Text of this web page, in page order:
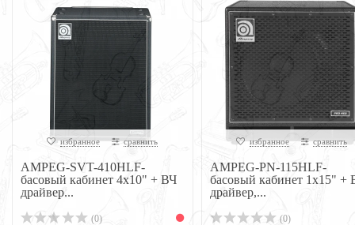
избранное сравнить
AMPEG-SVT-410HLF-
басовый кабинет 4х10" + ВЧ
драйвер...
(0)
избранное сравнить
AMPEG-PN-115HLF-
басовый кабинет 1х15" +
драйвер,...
(0)